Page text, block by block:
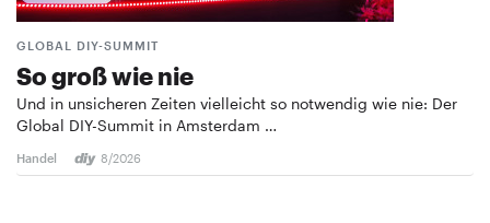
GLOBAL DIY-SUMMIT
So groß wie nie
Und in unsicheren Zeiten vielleicht so notwendig wie nie: Der
Global DIY-Summit in Amsterdam …
Handel 8/2026